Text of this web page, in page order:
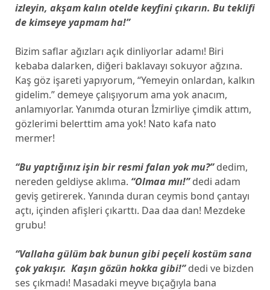
izleyin, akşam kalın otelde keyfini çıkarın. Bu teklifi
de kimseye yapmam ha!”
Bizim saflar ağızları açık dinliyorlar adamı! Biri
kebaba dalarken, diğeri baklavayı sokuyor ağzına.
Kaş göz işareti yapıyorum, “Yemeyin onlardan, kalkın
gidelim.” demeye çalışıyorum ama yok anacım,
anlamıyorlar. Yanımda oturan İzmirliye çimdik attım,
gözlerimi belerttim ama yok! Nato kafa nato
mermer!
“Bu yaptığınız işin bir resmi falan yok mu?”dedim,
nereden geldiyse aklıma. “Olmaa mıı!”dedi adam
geviş getirerek. Yanında duran ceymis bond çantayı
açtı, içinden afişleri çıkarttı. Daa daa dan! Mezdeke
grubu!
“Vallaha gülüm bak bunun gibi peçeli kostüm sana
çok yakışır. Kaşın gözün hokka gibi!”dedi ve bizden
ses çıkmadı! Masadaki meyve bıçağıyla bana